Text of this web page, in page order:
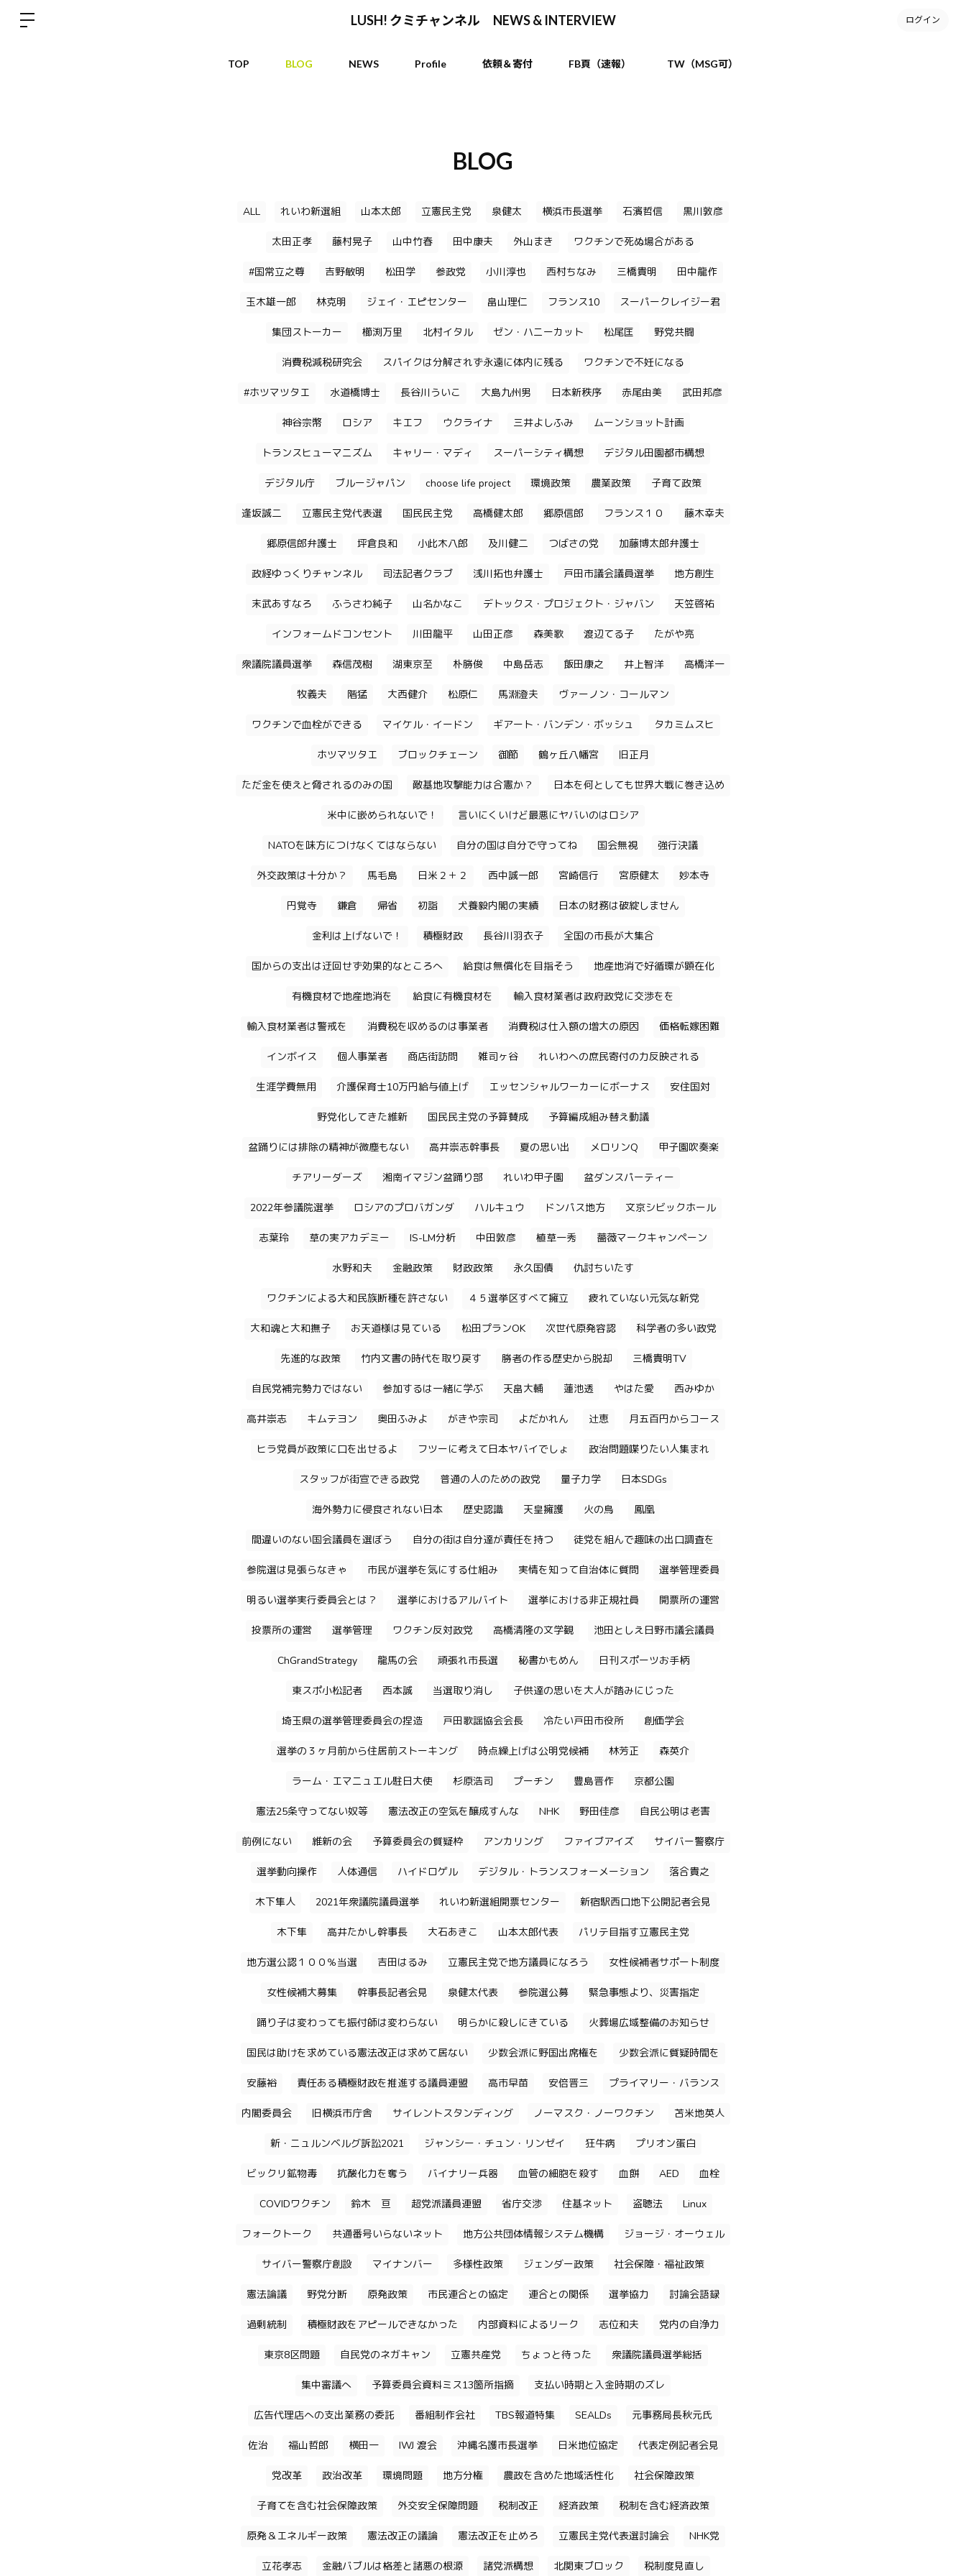
LUSH! クミチャンネル NEWS & INTERVIEW ログイン
TOP BLOG NEWS Profile 依頼＆寄付 FB頁（速報） TW（MSG可）
BLOG
ALL れいわ新選組 山本太郎 立憲民主党 泉健太 横浜市長選挙 石濱哲信 黒川敦彦
太田正孝 藤村晃子 山中竹春 田中康夫 外山まき ワクチンで死ぬ場合がある
#国常立之尊 吉野敏明 松田学 参政党 小川淳也 西村ちなみ 三橋貴明 田中龍作
玉木雄一郎 林克明 ジェイ・エピセンター 畠山理仁 フランス10 スーパークレイジー君
集団ストーカー 櫛渕万里 北村イタル ゼン・ハニーカット 松尾匡 野党共闘
消費税減税研究会 スパイクは分解されず永遠に体内に残る ワクチンで不妊になる
#ホツマツタエ 水道橋博士 長谷川ういこ 大島九州男 日本新秩序 赤尾由美 武田邦彦
神谷宗幣 ロシア キエフ ウクライナ 三井よしふみ ムーンショット計画
トランスヒューマニズム キャリー・マディ スーパーシティ構想 デジタル田園都市構想
デジタル庁 ブルージャパン choose life project 環境政策 農業政策 子育て政策
逢坂誠二 立憲民主党代表選 国民民主党 高橋健太郎 郷原信郎 フランス１０ 藤木幸夫
郷原信郎弁護士 坪倉良和 小此木八郎 及川健二 つばさの党 加藤博太郎弁護士
政経ゆっくりチャンネル 司法記者クラブ 浅川拓也弁護士 戸田市議会議員選挙 地方創生
末武あすなろ ふうさわ純子 山名かなこ デトックス・プロジェクト・ジャバン 天笠啓祐
インフォームドコンセント 川田龍平 山田正彦 森美歌 渡辺てる子 たがや亮
衆議院議員選挙 森信茂樹 湖東京至 朴勝俊 中島岳志 飯田康之 井上智洋 高橋洋一
牧義夫 階猛 大西健介 松原仁 馬淵澄夫 ヴァーノン・コールマン
ワクチンで血栓ができる マイケル・イードン ギアート・バンデン・ボッシュ タカミムスヒ
ホツマツタエ ブロックチェーン 御節 鶴ヶ丘八幡宮 旧正月
ただ金を使えと脅されるのみの国 敵基地攻撃能力は合憲か？ 日本を何としても世界大戦に巻き込め
米中に嵌められないで！ 言いにくいけど最悪にヤバいのはロシア
NATOを味方につけなくてはならない 自分の国は自分で守ってね 国会無視 強行決議
外交政策は十分か？ 馬毛島 日米２＋２ 西中誠一郎 宮崎信行 宮原健太 妙本寺
円覚寺 鎌倉 帰省 初詣 犬養毅内閣の実績 日本の財務は破綻しません
金利は上げないで！ 積極財政 長谷川羽衣子 全国の市長が大集合
国からの支出は迂回せず効果的なところへ 給食は無償化を目指そう 地産地消で好循環が顕在化
有機食材で地産地消を 給食に有機食材を 輸入食材業者は政府政党に交渉をを
輸入食材業者は警戒を 消費税を収めるのは事業者 消費税は仕入額の増大の原因 価格転嫁困難
インボイス 個人事業者 商店街訪問 雑司ヶ谷 れいわへの庶民寄付の力反映される
生涯学費無用 介護保育士10万円給与値上げ エッセンシャルワーカーにボーナス 安住国対
野党化してきた維新 国民民主党の予算賛成 予算編成組み替え動議
盆踊りには排除の精神が微塵もない 高井崇志幹事長 夏の思い出 メロリンQ 甲子園吹奏楽
チアリーダーズ 湘南イマジン盆踊り部 れいわ甲子園 盆ダンスパーティー
2022年参議院選挙 ロシアのプロバガンダ ハルキュウ ドンパス地方 文京シビックホール
志葉玲 草の実アカデミー IS-LM分析 中田敦彦 植草一秀 薔薇マークキャンペーン
水野和夫 金融政策 財政政策 永久国債 仇討ちいたす
ワクチンによる大和民族断種を許さない ４５選挙区すべて擁立 疲れていない元気な新党
大和魂と大和撫子 お天道様は見ている 松田プランOK 次世代原発容認 科学者の多い政党
先進的な政策 竹内文書の時代を取り戻す 勝者の作る歴史から脱却 三橋貴明TV
自民党補完勢力ではない 参加するは一緒に学ぶ 天畠大輔 蓮池透 やはた愛 西みゆか
高井崇志 キムテヨン 奥田ふみよ がきや宗司 よだかれん 辻恵 月五百円からコース
ヒラ党員が政策に口を出せるよ フツーに考えて日本ヤバイでしょ 政治問題喋りたい人集まれ
スタッフが街宣できる政党 普通の人のための政党 量子力学 日本SDGs
海外勢力に侵食されない日本 歴史認識 天皇擁護 火の鳥 鳳凰
間違いのない国会議員を選ぼう 自分の街は自分達が責任を持つ 徒党を組んで趣味の出口調査を
参院選は見張らなきゃ 市民が選挙を気にする仕組み 実情を知って自治体に質問 選挙管理委員
明るい選挙実行委員会とは？ 選挙におけるアルバイト 選挙における非正規社員 開票所の運営
投票所の運営 選挙管理 ワクチン反対政党 高橋清隆の文学観 池田としえ日野市議会議員
ChGrandStrategy 龍馬の会 頑張れ市長選 秘書かもめん 日刊スポーツお手柄
東スポ小松記者 西本誠 当選取り消し 子供達の思いを大人が踏みにじった
埼玉県の選挙管理委員会の捏造 戸田歌謡協会会長 冷たい戸田市役所 創価学会
選挙の３ヶ月前から住居前ストーキング 時点繰上げは公明党候補 林芳正 森英介
ラーム・エマニュエル駐日大使 杉原浩司 プーチン 豊島晋作 京都公園
憲法25条守ってない奴等 憲法改正の空気を醸成すんな NHK 野田佳彦 自民公明は老害
前例にない 維新の会 予算委員会の質疑枠 アンカリング ファイブアイズ サイバー警察庁
選挙動向操作 人体通信 ハイドロゲル デジタル・トランスフォーメーション 落合貴之
木下隼人 2021年衆議院議員選挙 れいわ新選組開票センター 新宿駅西口地下公開記者会見
木下隼 高井たかし幹事長 大石あきこ 山本太郎代表 パリテ目指す立憲民主党
地方選公認１００％当選 吉田はるみ 立憲民主党で地方議員になろう 女性候補者サポート制度
女性候補大募集 幹事長記者会見 泉健太代表 参院選公募 緊急事態より、災害指定
踊り子は変わっても振付師は変わらない 明らかに殺しにきている 火葬場広域整備のお知らせ
国民は助けを求めている憲法改正は求めて居ない 少数会派に野国出席権を 少数会派に質疑時間を
安藤裕 責任ある積極財政を推進する議員連盟 高市早苗 安倍晋三 プライマリー・バランス
内閣委員会 旧横浜市庁舎 サイレントスタンディング ノーマスク・ノーワクチン 苫米地英人
新・ニュルンベルグ訴訟2021 ジャンシー・チュン・リンゼイ 狂牛病 プリオン蛋白
ビックリ鉱物毒 抗酸化力を奪う バイナリー兵器 血管の細胞を殺す 血餅 AED 血栓
COVIDワクチン 鈴木 亘 超党派議員連盟 省庁交渉 住基ネット 盗聴法 Linux
フォークトーク 共通番号いらないネット 地方公共団体情報システム機構 ジョージ・オーウェル
サイバー警察庁創設 マイナンバー 多様性政策 ジェンダー政策 社会保障・福祉政策
憲法論議 野党分断 原発政策 市民連合との協定 連合との関係 選挙協力 討論会語録
過剰統制 積極財政をアピールできなかった 内部資料によるリーク 志位和夫 党内の自浄力
東京8区問題 自民党のネガキャン 立憲共産党 ちょっと待った 衆議院議員選挙総括
集中審議へ 予算委員会資料ミス13箇所指摘 支払い時期と入金時期のズレ
広告代理店への支出業務の委託 番組制作会社 TBS報道特集 SEALDs 元事務局長秋元氏
佐治 福山哲郎 横田一 IWJ 渡会 沖縄名護市長選挙 日米地位協定 代表定例記者会見
党改革 政治改革 環境問題 地方分権 農政を含めた地域活性化 社会保障政策
子育てを含む社会保障政策 外交安全保障問題 税制改正 経済政策 税制を含む経済政策
原発＆エネルギー政策 憲法改正の議論 憲法改正を止めろ 立憲民主党代表選討論会 NHK党
立花孝志 金融バブルは格差と諸悪の根源 諸党派構想 北関東ブロック 税制度見直し